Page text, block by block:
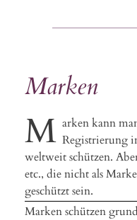
Marken
M arken kann
Registrierung
weltweit schützen.
etc., die nicht als
geschützt sein.
Marken schützen